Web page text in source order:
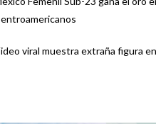
viral muestra extraña figura